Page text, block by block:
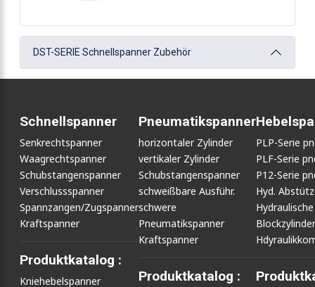
DST-SERIE Schnellspanner Zubehör
Schnellspanner
Senkrechtspanner
Waagrechtspanner
Schubstangenspanner
Verschlussspanner
Spannzangen/Zugspanner
Kraftspanner
Produktkatalog :
Kniehebelspanner
Pneumatikspanner
horizontaler Zylinder
vertikaler Zylinder
Schubstangenspanner
schweißbare Ausführ.
schwere
Pneumatikspanner
Kraftspanner
Produktkatalog :
PLP-Serie
PLF-Serie
P12-Serie
Hyd.
Hydraulische
Blockzylinder